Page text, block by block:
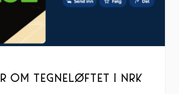
OM TEGNELØFTET I NRK